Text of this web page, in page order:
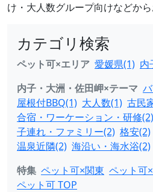
け・大人数グループ向けなどから
カテゴリ検索
ペット可×エリア 愛媛県(1) 内
内子・大洲・佐田岬×テーマ
屋根付BBQ(1) 大人数(1) 古民
合宿・ワーケーション・研修(2)
子連れ・ファミリー(2) 格安(2)
温泉近隣(2) 海沿い・海水浴(2)
特集 ペット可×関東 ペット可
ペット可 TOP